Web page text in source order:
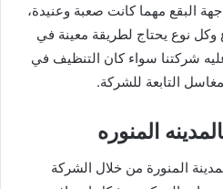
البقع مهما كانت صعبة وعنيدة،
وكل نوع يحتاج لطريقة معينة في
شركتنا سواء كان التنظيف في
التابعة للشركة.
المنوره
المنورة من خلال الشركة